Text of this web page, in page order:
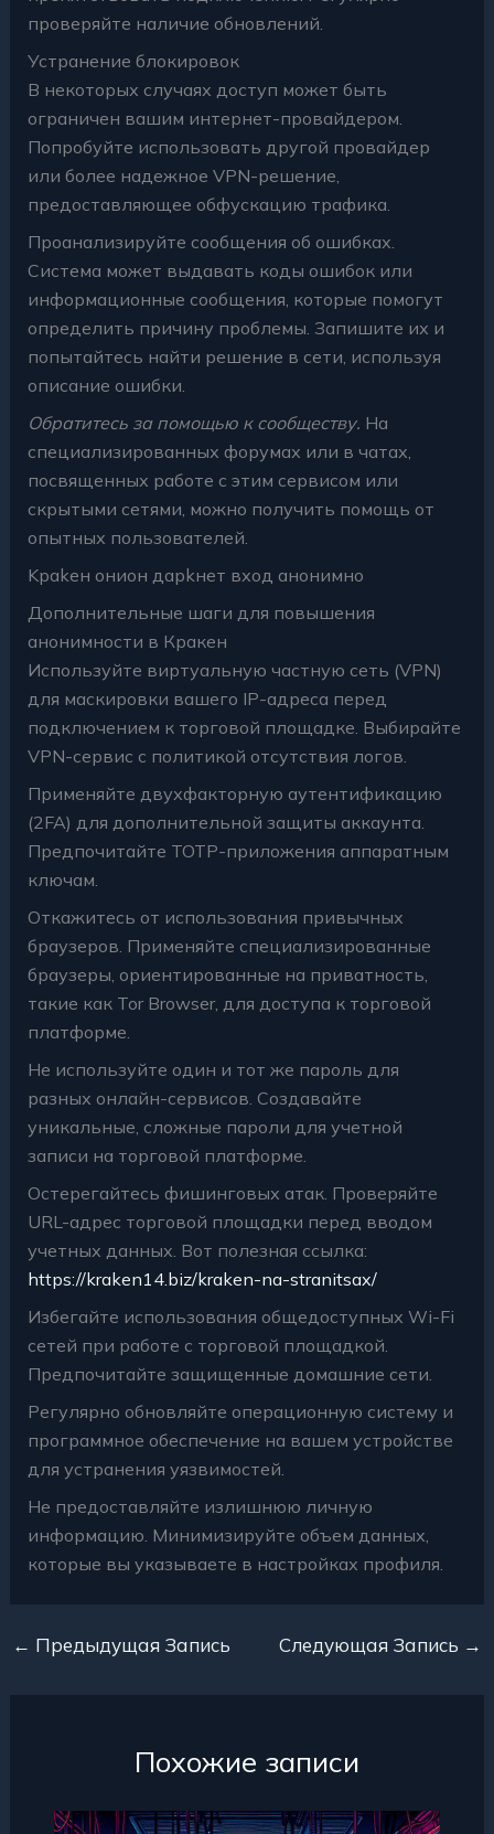
проверяйте наличие обновлений.
Устранение блокировок
В некоторых случаях доступ может быть
ограничен вашим интернет-провайдером.
Попробуйте использовать другой провайдер
или более надежное VPN-решение,
предоставляющее обфускацию трафика.
Проанализируйте сообщения об ошибках.
Система может выдавать коды ошибок или
информационные сообщения, которые помогут
определить причину проблемы. Запишите их и
попытайтесь найти решение в сети, используя
описание ошибки.
Обратитесь за помощью к сообществу. На
специализированных форумах или в чатах,
посвященных работе с этим сервисом или
скрытыми сетями, можно получить помощь от
опытных пользователей.
Kраkен онион дарkнет вход анонимно
Дополнительные шаги для повышения
анонимности в Кракен
Используйте виртуальную частную сеть (VPN)
для маскировки вашего IP-адреса перед
подключением к торговой площадке. Выбирайте
VPN-сервис с политикой отсутствия логов.
Применяйте двухфакторную аутентификацию
(2FA) для дополнительной защиты аккаунта.
Предпочитайте TOTP-приложения аппаратным
ключам.
Откажитесь от использования привычных
браузеров. Применяйте специализированные
браузеры, ориентированные на приватность,
такие как Tor Browser, для доступа к торговой
платформе.
Не используйте один и тот же пароль для
разных онлайн-сервисов. Создавайте
уникальные, сложные пароли для учетной
записи на торговой платформе.
Остерегайтесь фишинговых атак. Проверяйте
URL-адрес торговой площадки перед вводом
учетных данных. Вот полезная ссылка:
https://kraken14.biz/kraken-na-stranitsax/
Избегайте использования общедоступных Wi-Fi
сетей при работе с торговой площадкой.
Предпочитайте защищенные домашние сети.
Регулярно обновляйте операционную систему и
программное обеспечение на вашем устройстве
для устранения уязвимостей.
Не предоставляйте излишнюю личную
информацию. Минимизируйте объем данных,
которые вы указываете в настройках профиля.
← Предыдущая Запись Следующая Запись →
Похожие записи